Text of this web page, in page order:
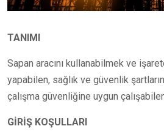
TANIMI
Sapan aracını kullanabilmek ve
yapabilen, sağlık ve güvenlik
çalışma güvenliğine uygun
GİRİŞ KOŞULLARI